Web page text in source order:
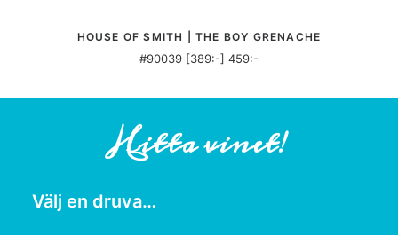
HOUSE OF SMITH | THE BOY GRENACHE
#90039 [389:-] 459:-
Hitta vinet!
Välj en druva…